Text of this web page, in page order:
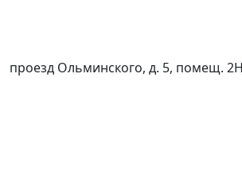
проезд Ольминского, д. 5, помещ.